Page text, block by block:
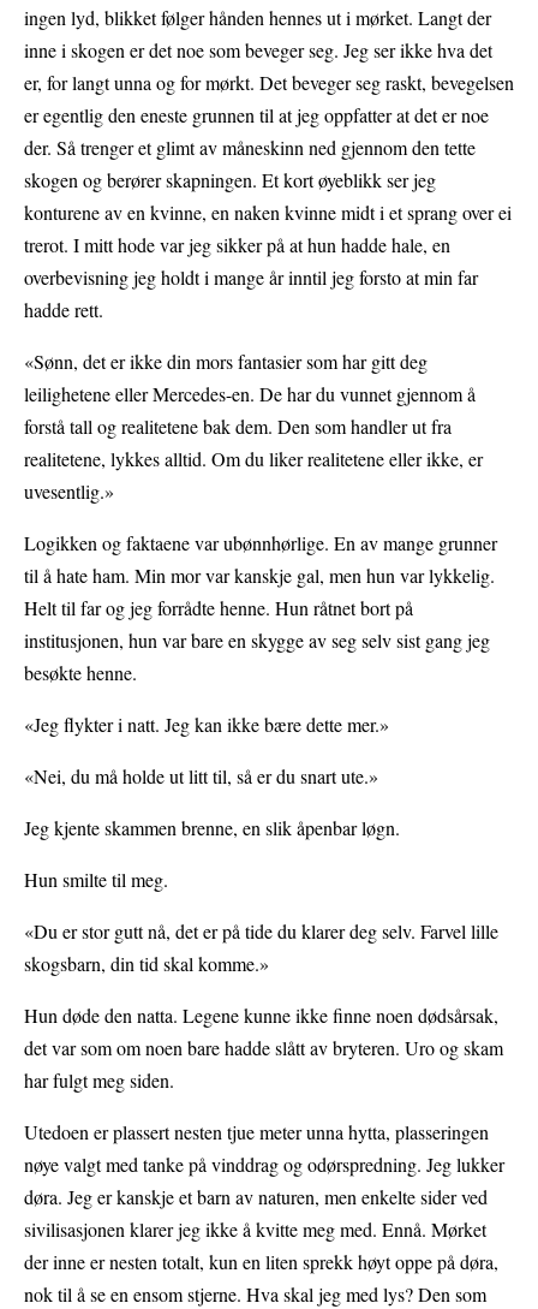
ingen lyd, blikket følger hånden hennes ut i mørket. Langt der
inne i skogen er det noe som beveger seg. Jeg ser ikke hva det
er, for langt unna og for mørkt. Det beveger seg raskt, bevegelsen
er egentlig den eneste grunnen til at jeg oppfatter at det er noe
der. Så trenger et glimt av måneskinn ned gjennom den tette
skogen og berører skapningen. Et kort øyeblikk ser jeg
konturene av en kvinne, en naken kvinne midt i et sprang over ei
trerot. I mitt hode var jeg sikker på at hun hadde hale, en
overbevisning jeg holdt i mange år inntil jeg forsto at min far
hadde rett.
«Sønn, det er ikke din mors fantasier som har gitt deg
leilighetene eller Mercedes-en. De har du vunnet gjennom å
forstå tall og realitetene bak dem. Den som handler ut fra
realitetene, lykkes alltid. Om du liker realitetene eller ikke, er
uvesentlig.»
Logikken og faktaene var ubønnhørlige. En av mange grunner
til å hate ham. Min mor var kanskje gal, men hun var lykkelig.
Helt til far og jeg forrådte henne. Hun råtnet bort på
institusjonen, hun var bare en skygge av seg selv sist gang jeg
besøkte henne.
«Jeg flykter i natt. Jeg kan ikke bære dette mer.»
«Nei, du må holde ut litt til, så er du snart ute.»
Jeg kjente skammen brenne, en slik åpenbar løgn.
Hun smilte til meg.
«Du er stor gutt nå, det er på tide du klarer deg selv. Farvel lille
skogsbarn, din tid skal komme.»
Hun døde den natta. Legene kunne ikke finne noen dødsårsak,
det var som om noen bare hadde slått av bryteren. Uro og skam
har fulgt meg siden.
Utedoen er plassert nesten tjue meter unna hytta, plasseringen
nøye valgt med tanke på vinddrag og odørspredning. Jeg lukker
døra. Jeg er kanskje et barn av naturen, men enkelte sider ved
sivilisasjonen klarer jeg ikke å kvitte meg med. Ennå. Mørket
der inne er nesten totalt, kun en liten sprekk høyt oppe på døra,
nok til å se en ensom stjerne. Hva skal jeg med lys? Den som